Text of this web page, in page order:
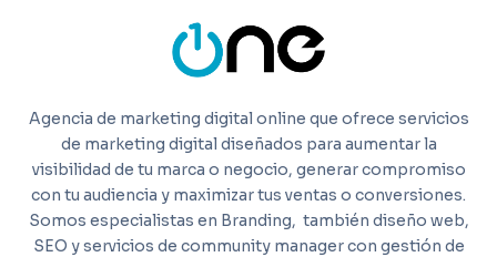
Agencia de marketing digital online que ofrece servicios
de marketing digital diseñados para aumentar la
visibilidad de tu marca o negocio, generar compromiso
con tu audiencia y maximizar tus ventas o conversiones.
Somos especialistas en Branding, también diseño web,
SEO y servicios de community manager con gestión de